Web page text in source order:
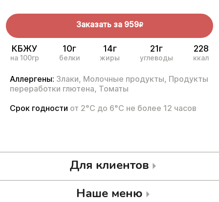
Заказать за 959R
КБЖУ
на 100гр
10г
белки
14г
жиры
21г
углеводы
228
ккал
Аллергены: Злаки, Молочные продукты, Продукты
переработки глютена, Томаты
Срок годности от 2°С до 6°С не более 12 часов
Для клиентов
Наше меню